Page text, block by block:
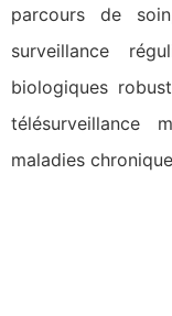
parcours de
surveillance
biologiques
télésurveillance
maladies